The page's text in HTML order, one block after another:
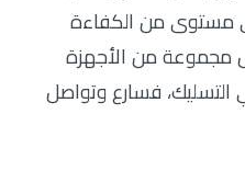
مستوى من الكفاءة
مجموعة من الأجهزة
التسليك، فسارع وتواصل